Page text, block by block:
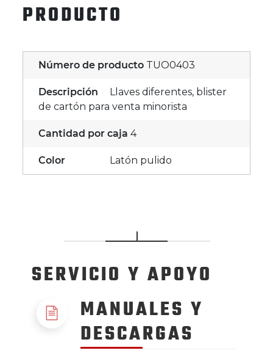
PRODUCTO
Número de producto TUO0403
Descripción
Llaves diferentes, blister
de cartón para venta minorista
Cantidad por caja 4
Color Latón pulido
SERVICIO Y APOYO
MANUALES Y
DESCARGAS